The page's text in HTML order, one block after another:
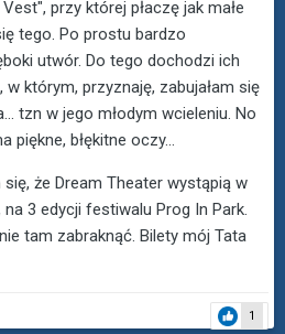
przy której płaczę jak małe
tego. Po prostu bardzo
utwór. Do tego dochodzi ich
którym, przyznaję, zabujałam się
tzn w jego młodym wcieleniu. No
piękne, błękitne oczy...
że Dream Theater wystąpią w
3 edycji festiwalu Prog In Park.
tam zabraknąć. Bilety mój Tata
1